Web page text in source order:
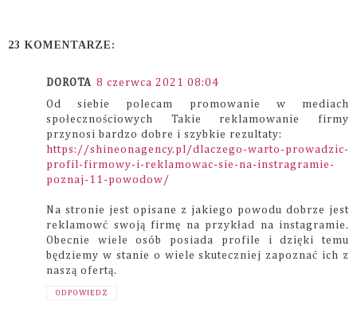
23 KOMENTARZE:
DOROTA 8 czerwca 2021 08:04
Od siebie polecam promowanie w mediach
społecznościowych Takie reklamowanie firmy
przynosi bardzo dobre i szybkie rezultaty:
https://shineonagency.pl/dlaczego-warto-prowadzic-
profil-firmowy-i-reklamowac-sie-na-instragramie-
poznaj-11-powodow/
Na stronie jest opisane z jakiego powodu dobrze jest
reklamowć swoją firmę na przykład na instagramie.
Obecnie wiele osób posiada profile i dzięki temu
będziemy w stanie o wiele skuteczniej zapoznać ich z
naszą ofertą.
ODPOWIEDZ